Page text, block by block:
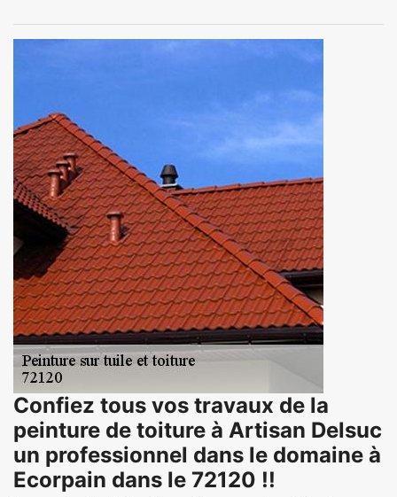
Confiez tous vos travaux de la
peinture de toiture à Artisan Delsuc
un professionnel dans le domaine à
Ecorpain dans le 72120 !!